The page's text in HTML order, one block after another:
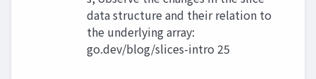
data structure and their relation to
the underlying array:
go.dev/blog/slices-intro 25